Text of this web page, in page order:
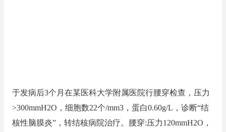
于发病后3个月在某医科大学附属医院行腰穿检查，压力
>300mmH2O，细胞数22个/mm3，蛋白0.60g/L，诊断“结
核性脑膜炎”，转结核病院治疗。腰穿:压力120mmH2O，